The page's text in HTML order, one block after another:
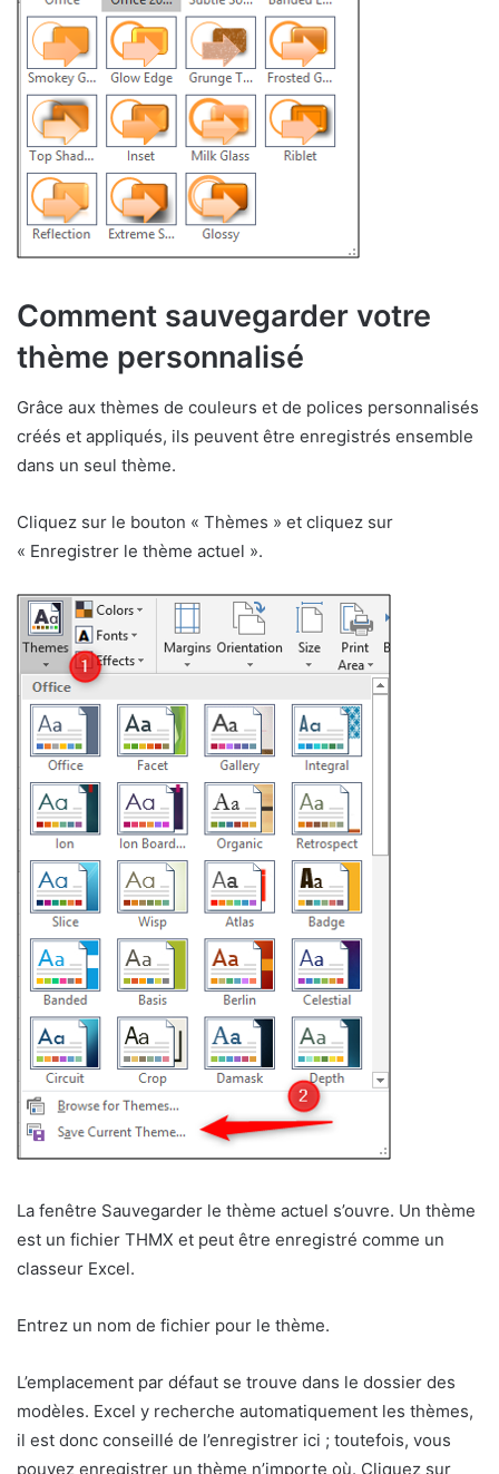
Comment sauvegarder votre
thème personnalisé
Grâce aux thèmes de couleurs et de polices personnalisés
créés et appliqués, ils peuvent être enregistrés ensemble
dans un seul thème.
Cliquez sur le bouton « Thèmes » et cliquez sur
« Enregistrer le thème actuel ».
La fenêtre Sauvegarder le thème actuel s’ouvre. Un thème
est un fichier THMX et peut être enregistré comme un
classeur Excel.
Entrez un nom de fichier pour le thème.
L’emplacement par défaut se trouve dans le dossier des
modèles. Excel y recherche automatiquement les thèmes,
il est donc conseillé de l’enregistrer ici ; toutefois, vous
pouvez enregistrer un thème n’importe où. Cliquez sur